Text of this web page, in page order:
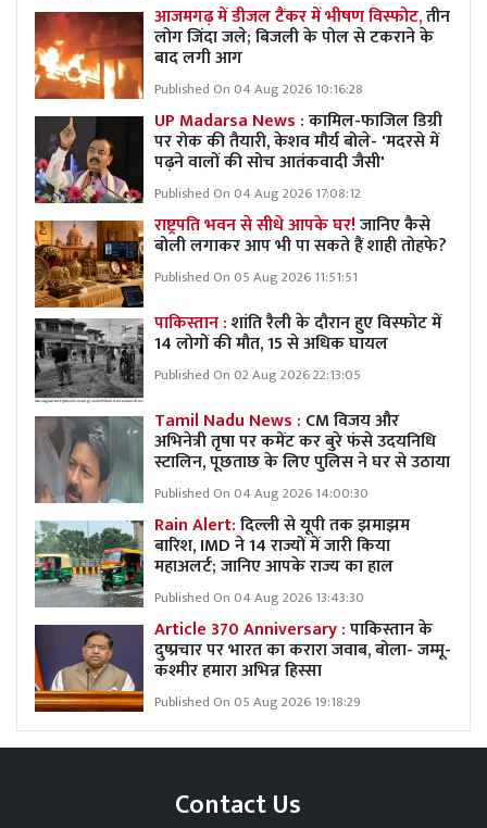
आजमगढ़ में डीजल टैंकर में भीषण विस्फोट,तीन
लोग जिंदा जले; बिजली के पोल से टकराने के
बाद लगी आग
Published On 04 Aug 2026 10:16:28
UP Madarsa News :कामिल-फाजिल डिग्री
पर रोक की तैयारी, केशव मौर्य बोले- 'मदरसे में
पढ़ने वालों की सोच आतंकवादी जैसी'
Published On 04 Aug 2026 17:08:12
राष्ट्रपति भवन से सीधे आपके घर!जानिए कैसे
बोली लगाकर आप भी पा सकते हैं शाही तोहफे?
Published On 05 Aug 2026 11:51:51
पाकिस्तान :शांति रैली के दौरान हुए विस्फोट में
14 लोगों की मौत, 15 से अधिक घायल
Published On 02 Aug 2026 22:13:05
Tamil Nadu News : CM विजय और
अभिनेत्री तृषा पर कमेंट कर बुरे फंसे उदयनिधि
स्टालिन, पूछताछ के लिए पुलिस ने घर से उठाया
Published On 04 Aug 2026 14:00:30
Rain Alert:दिल्ली से यूपी तक झमाझम
बारिश, IMD ने 14 राज्यों में जारी किया
महाअलर्ट; जानिए आपके राज्य का हाल
Published On 04 Aug 2026 13:43:30
Article 370 Anniversary :पाकिस्तान के
दुष्प्रचार पर भारत का करारा जवाब, बोला- जम्मू-
कश्मीर हमारा अभिन्न हिस्सा
Published On 05 Aug 2026 19:18:29
Contact Us